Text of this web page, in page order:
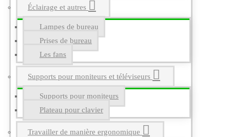
Éclairage et autres
Lampes de bureau
Prises de bureau
Les fans
Supports pour moniteurs et téléviseurs
Supports pour moniteurs
Plateau pour clavier
Travailler de manière ergonomique